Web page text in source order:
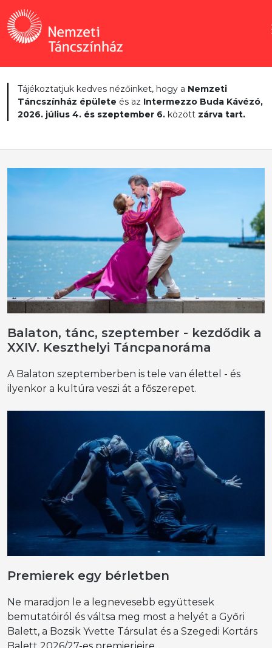
Tájékoztatjuk kedves nézőinket, hogy a Nemzeti
Táncszínház épülete és az Intermezzo Buda Kávézó,
2026. július 4. és szeptember 6. között zárva tart.
Balaton, tánc, szeptember - kezdődik a
XXIV. Keszthelyi Táncpanoráma
A Balaton szeptemberben is tele van élettel - és
ilyenkor a kultúra veszi át a főszerepet.
Premierek egy bérletben
Ne maradjon le a legnevesebb együttesek
bemutatóiról és váltsa meg most a helyét a Győri
Balett, a Bozsik Yvette Társulat és a Szegedi Kortárs